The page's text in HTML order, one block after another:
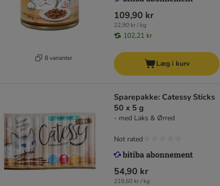
8 varianter
109,90 kr
22,90 kr / kg
102,21 kr
Læg i kurv
Sparepakke: Catessy Sticks
50 x 5 g
- med Laks & Ørred
54,90 kr
219,60 kr / kg
Not rated